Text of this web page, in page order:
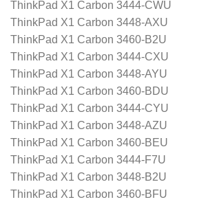
ThinkPad X1 Carbon 3444-CWU
ThinkPad X1 Carbon 3448-AXU
ThinkPad X1 Carbon 3460-B2U
ThinkPad X1 Carbon 3444-CXU
ThinkPad X1 Carbon 3448-AYU
ThinkPad X1 Carbon 3460-BDU
ThinkPad X1 Carbon 3444-CYU
ThinkPad X1 Carbon 3448-AZU
ThinkPad X1 Carbon 3460-BEU
ThinkPad X1 Carbon 3444-F7U
ThinkPad X1 Carbon 3448-B2U
ThinkPad X1 Carbon 3460-BFU